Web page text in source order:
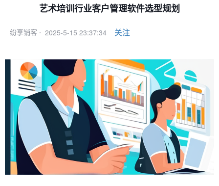
艺术培训行业客户管理软件选型规划
纷享销客 · 2025-5-15 23:37:34 关注